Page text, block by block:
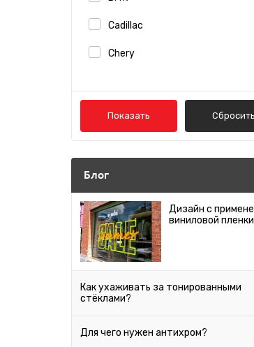
Фиолетовый
Золото
Бирюзовый
Cadillac
Chery
Datsun
Dodge
Ferrari
Ford
Geely
Показать Сбросить
Блог
Дизайн с
виниловой пленки
Как ухаживать за тонированными
стёклами?
Для чего нужен антихром?